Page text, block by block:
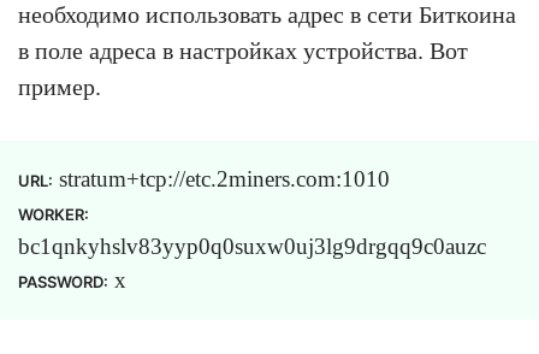
необходимо использовать адрес в сети Биткоина
в поле адреса в настройках устройства. Вот
пример.
URL: stratum+tcp://etc.2miners.com:1010
WORKER:
bc1qnkyhslv83yyp0q0suxw0uj3lg9drgqq9c0auzc
PASSWORD: x